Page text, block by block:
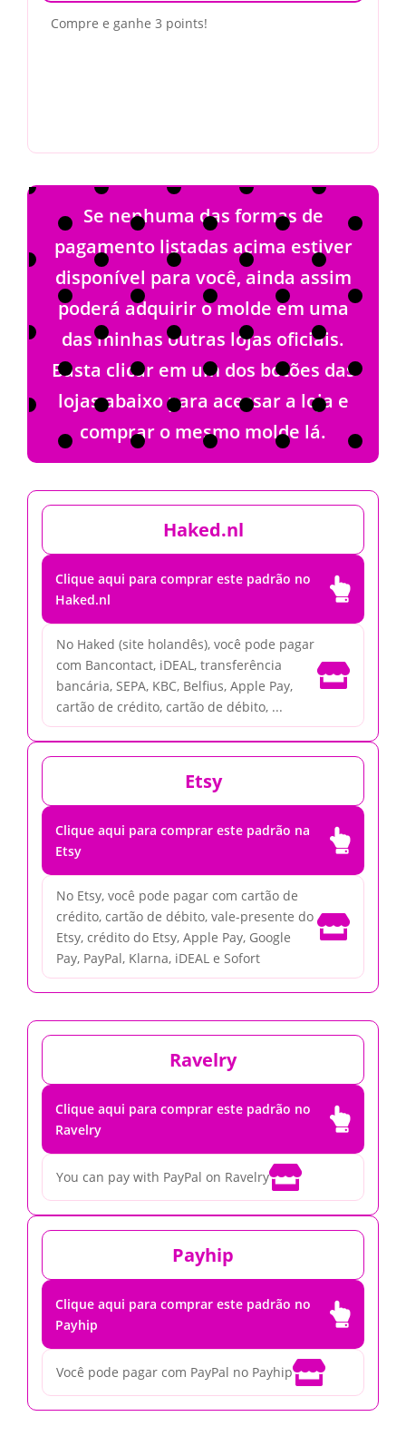
Compre e ganhe 3 points!
Se nenhuma das formas de
pagamento listadas acima estiver
disponível para você, ainda assim
poderá adquirir o molde em uma
das minhas outras lojas oficiais.
Basta clicar em um dos botões das
lojas abaixo para acessar a loja e
comprar o mesmo molde lá.
Haked.nl
Clique aqui para comprar este padrão no
Haked.nl

No Haked (site holandês), você pode pagar
com Bancontact, iDEAL, transferência
bancária, SEPA, KBC, Belfius, Apple Pay,
cartão de crédito, cartão de débito, ...

Etsy
Clique aqui para comprar este padrão na
Etsy

No Etsy, você pode pagar com cartão de
crédito, cartão de débito, vale-presente do
Etsy, crédito do Etsy, Apple Pay, Google
Pay, PayPal, Klarna, iDEAL e Sofort

Ravelry
Clique aqui para comprar este padrão no
Ravelry

You can pay with PayPal on Ravelry
Payhip
Clique aqui para comprar este padrão no
Payhip

Você pode pagar com PayPal no Payhip